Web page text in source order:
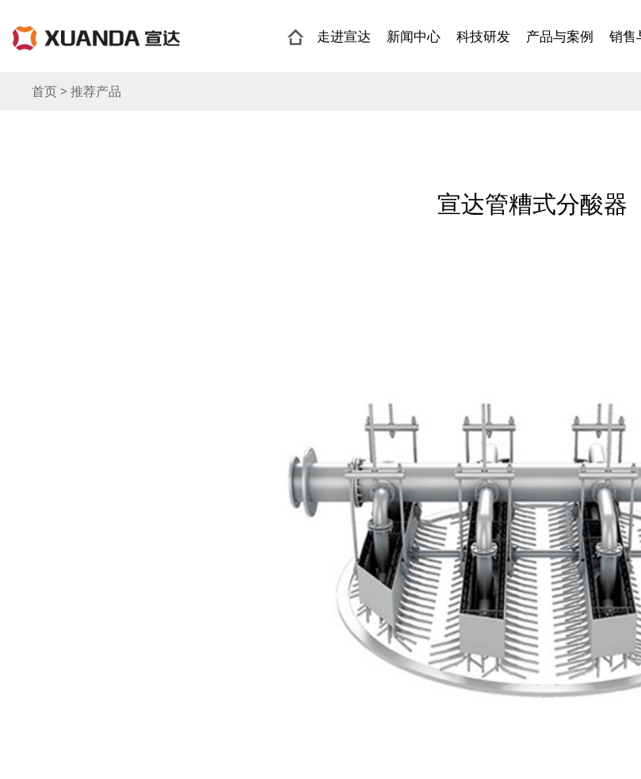
走进宣达 新闻中心 科技研发 产品与案例 销售
首页 > 推荐产品
宣达管糟式分酸器